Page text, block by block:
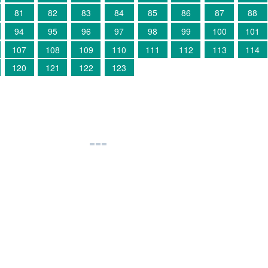
81
82 83 84 85 86 87
88
94
95 96 97 98 99 100
101
107
108 109 110 111 112 113
114
120
121 122 123